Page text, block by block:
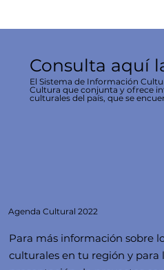
Consulta aquí
El Sistema de Información
Cultura que conjunta y ofrece
culturales del país, que se
Agenda Cultural 2022
Para más información sobre
culturales en tu región y para